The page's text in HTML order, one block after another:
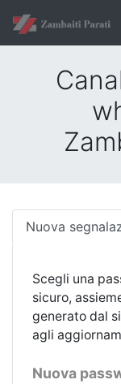
Nuova
Scegli una
sicuro,
generato dal
agli
Nuova